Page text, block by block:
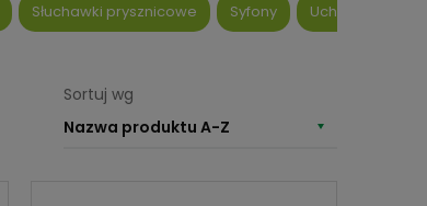
Słuchawki prysznicowe Syfony Uchwyty
Sortuj wg
Nazwa produktu A-Z